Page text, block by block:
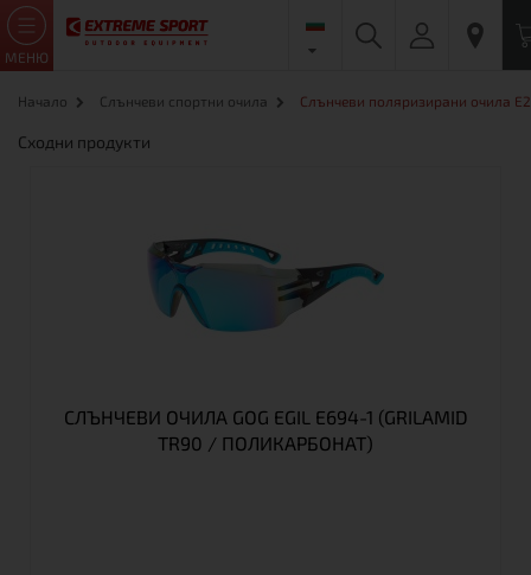
МЕНЮ
Начало Слънчеви спортни очила Слънчеви поляризирани очила
Сходни продукти
СЛЪНЧЕВИ ОЧИЛА GOG EGIL E694-1 (GRILAMID
TR90 / ПОЛИКАРБОНАТ)